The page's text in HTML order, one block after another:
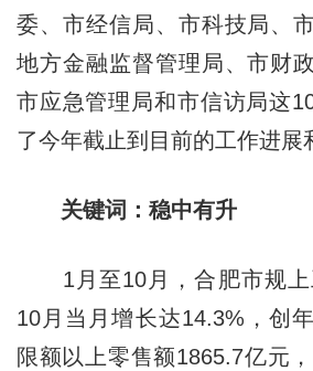
委、市经信局、市科技局、
地方金融监督管理局、市财
市应急管理局和市信访局这
了今年截止到目前的工作进展
关键词：稳中有升
1月至10月，合肥市规上
10月当月增长达14.3%，创
限额以上零售额1865.7亿元